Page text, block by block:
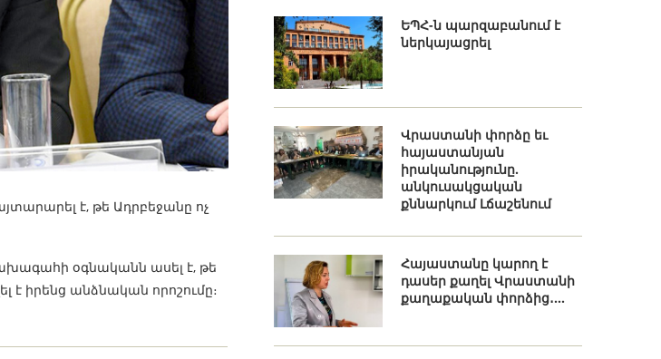
է, թե Ադրբեջանը ոչ
օգնականն ասել է, թե
է իրենց անձնական որոշումը։
ԵՊՀ-ն պարզաբանում է
ներկայացրել
Վրաստանի փորձը եւ
հայաստանյան
իրականությունը.
անկուսակցական
քննարկում Լճաշենում
Հայաստանը կարող է
դասեր քաղել Վրաստանի
քաղաքական փորձից․...